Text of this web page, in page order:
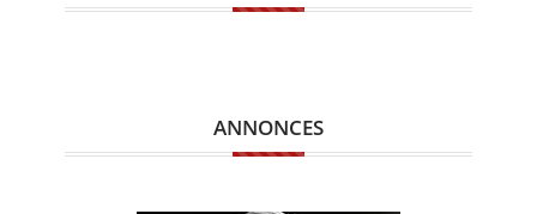
ANNONCES